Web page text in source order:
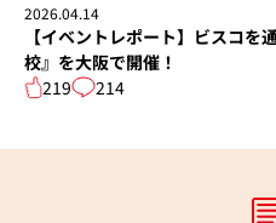
2026.04.14
【イベントレポート】ビスコを
校』を大阪で開催！
219
214